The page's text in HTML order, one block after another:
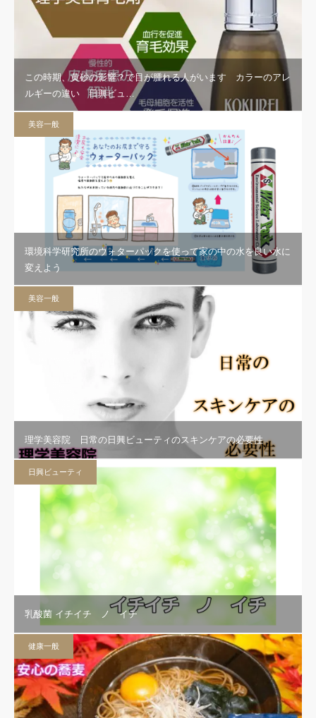
この時期、黄砂の影響？で目が腫れる人がいます カラーのアレ
ルギーの違い 日興ビュ…
美容一般
環境科学研究所のウォターパックを使って家の中の水を良い水に
変えよう
美容一般
理学美容院 日常の日興ビューティのスキンケアの必要性
日興ビューティ
乳酸菌 イチイチ ノ イチ
健康一般